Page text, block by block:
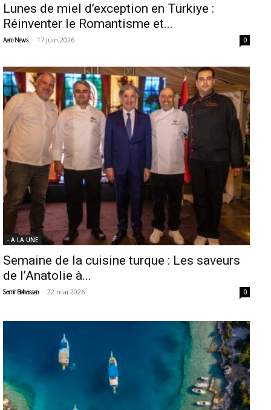
Lunes de miel d’exception en Türkiye :
Réinventer le Romantisme et...
Aero News - 17 juin 2026 0
- A LA UNE
Semaine de la cuisine turque : Les saveurs
de l’Anatolie à...
Samir Belhassen - 22 mai 2026 0